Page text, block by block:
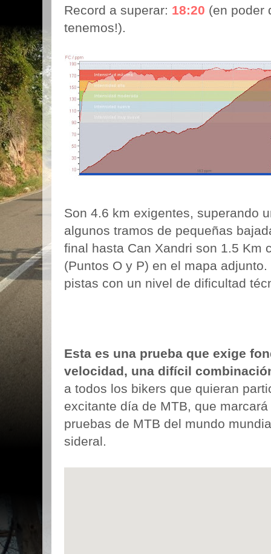
Record a superar: 18:20 (en poder
tenemos!).
Son 4.6 km exigentes, superando
algunos tramos de pequeñas
final hasta Can Xandri son 1.5 Km
(Puntos O y P) en el mapa
pistas con un nivel de dificultad
Esta es una prueba que exige
velocidad, una difícil
a todos los bikers que quieran
excitante día de MTB, que
pruebas de MTB del mundo
sideral.